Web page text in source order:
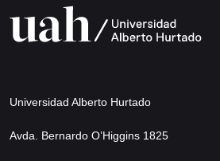
Universidad Alberto Hurtado
Avda. Bernardo O’Higgins 1825